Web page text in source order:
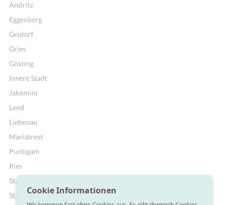
Andritz
Eggenberg
Geidorf
Gries
Gösting
Innere Stadt
Jakomini
Lend
Liebenau
Mariatrost
Puntigam
Ries
St. Leonhard
St. PeterCookie Informationen